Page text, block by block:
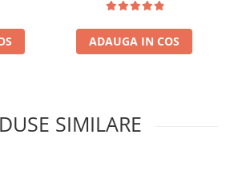
ADAUGA IN COS
SIMILARE